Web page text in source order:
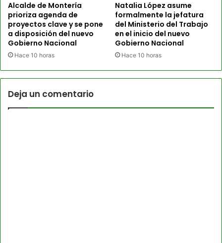
Alcalde de Montería
prioriza agenda de
proyectos clave y se pone
a disposición del nuevo
Gobierno Nacional
Hace 10 horas
Natalia López asume
formalmente la jefatura
del Ministerio del Trabajo
en el inicio del nuevo
Gobierno Nacional
Hace 10 horas
Deja un comentario